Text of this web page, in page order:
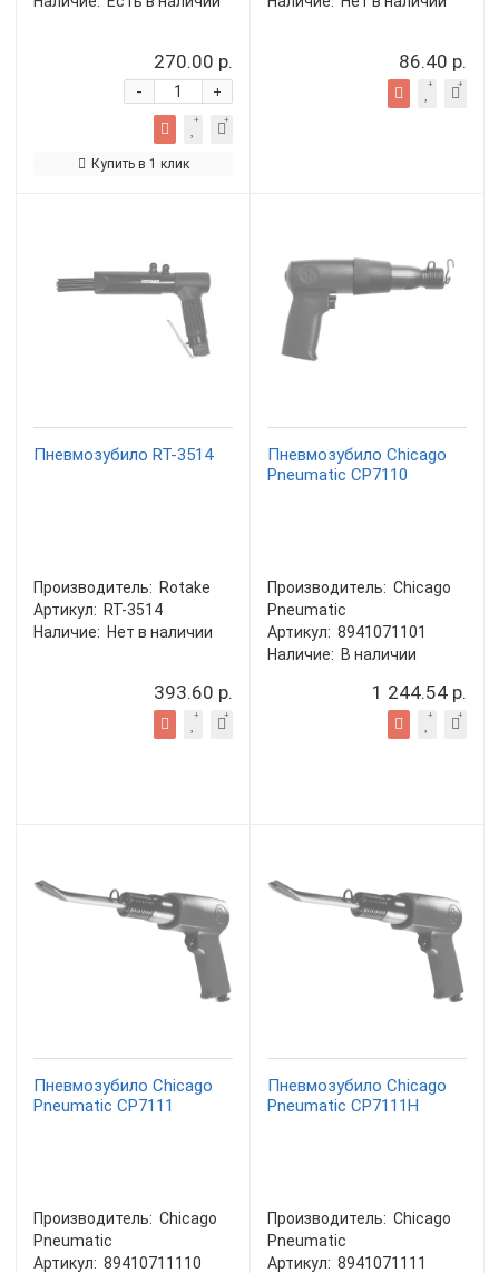
270.00 р.
+
-
Купить в 1 клик
86.40 р.
Пневмозубило RT-3514
Производитель: Rotake
Артикул: RT-3514
Наличие: Нет в наличии
393.60 р.
Пневмозубило Chicago
Pneumatic CP7110
Производитель: Chicago
Pneumatic
Артикул: 8941071101
Наличие: В наличии
1 244.54 р.
Пневмозубило Chicago
Pneumatic CP7111
Производитель: Chicago
Pneumatic
Артикул: 89410711110
Пневмозубило Chicago
Pneumatic CP7111H
Производитель: Chicago
Pneumatic
Артикул: 8941071111